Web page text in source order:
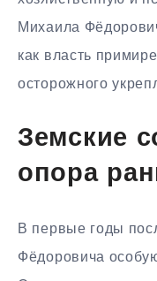
Михаила
как власть
осторожного
Земские
опора
В первые годы
Фёдоровича